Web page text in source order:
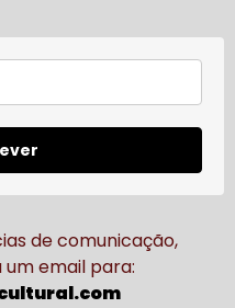
de comunicação,
um email para: